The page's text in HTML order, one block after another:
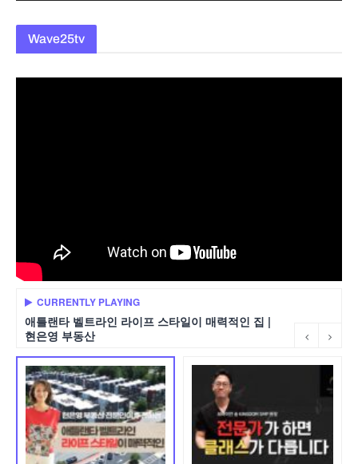
Wave25tv
CURRENTLY PLAYING
애틀랜타 벨트라인 라이프 스타일이 매력적인 집 |
현은영 부동산